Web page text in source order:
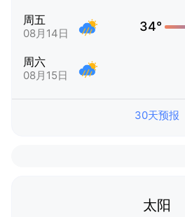
周五
08月14日 34°
周六
08月15日
30天预报
太阳